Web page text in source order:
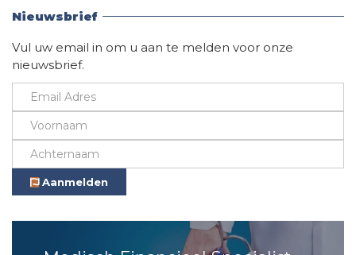
Nieuwsbrief
Vul uw email in om u aan te melden voor onze
nieuwsbrief.
Aanmelden